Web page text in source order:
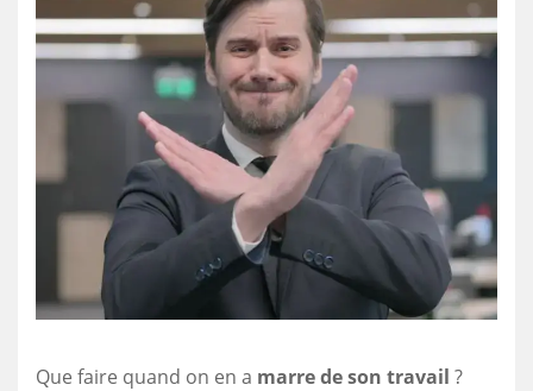
Que faire quand on en a marre de son travail ?